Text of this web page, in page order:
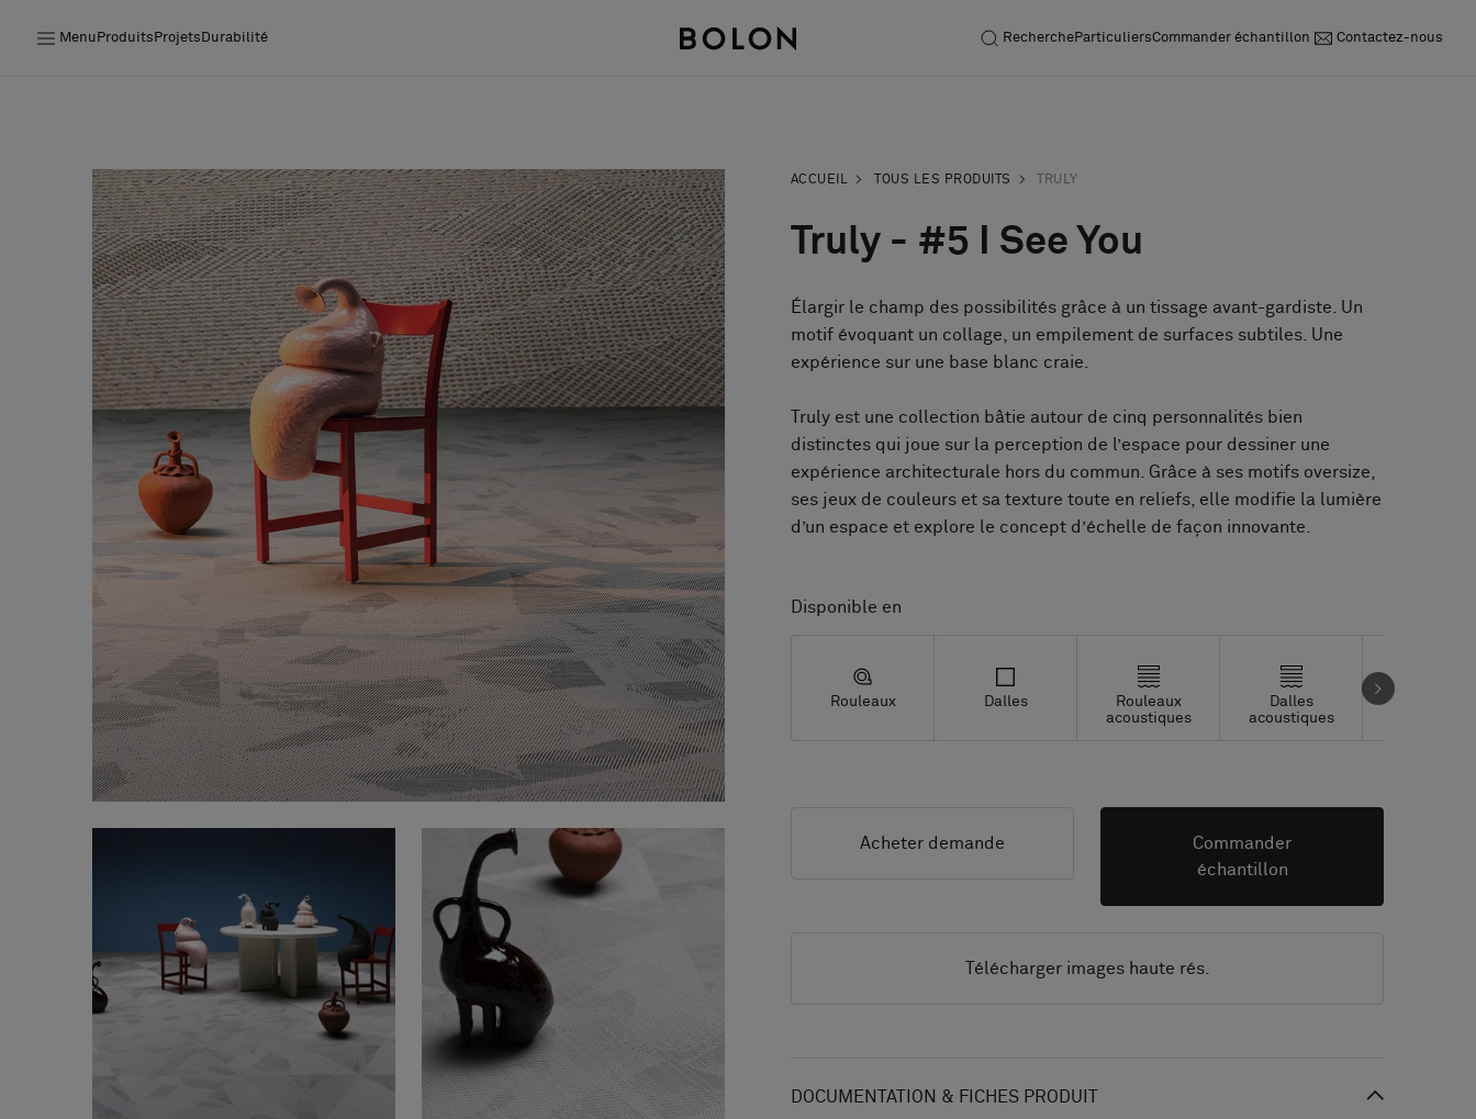
Menu Produits Projets Durabilité RechercheParticuliersCommander échantillon Contactez-nous
Durabilité
Installation
Entretien
Nos collaborations
À propos de nous
Contact
Pattern Tile Tool
Image & Material Bank
Choisir une langue
ACCUEIL TOUS LES PRODUITS TRULY
Truly - #5 I See You
Élargir le champ des possibilités grâce à un tissage avant-gardiste. Un
motif évoquant un collage, un empilement de surfaces subtiles. Une
expérience sur une base blanc craie.
Truly est une collection bâtie autour de cinq personnalités bien
distinctes qui joue sur la perception de l’espace pour dessiner une
expérience architecturale hors du commun. Grâce à ses motifs oversize,
ses jeux de couleurs et sa texture toute en reliefs, elle modifie la lumière
d’un espace et explore le concept d’échelle de façon innovante.
Disponible en
Rouleaux Dalles
Rouleaux
acoustiques
Dalles
acoustiques
Dalles
Acheter demande
Commander
échantillon
Télécharger images haute rés.
DOCUMENTATION & FICHES PRODUIT